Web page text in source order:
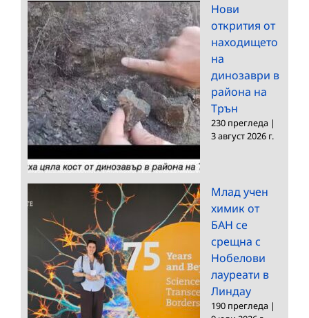
Нови
открития от
находището
на
динозаври в
района на
Трън
230 прегледа |
3 август 2026 г.
Млад учен
химик от
БАН се
срещна с
Нобелови
лауреати в
Линдау
190 прегледа |